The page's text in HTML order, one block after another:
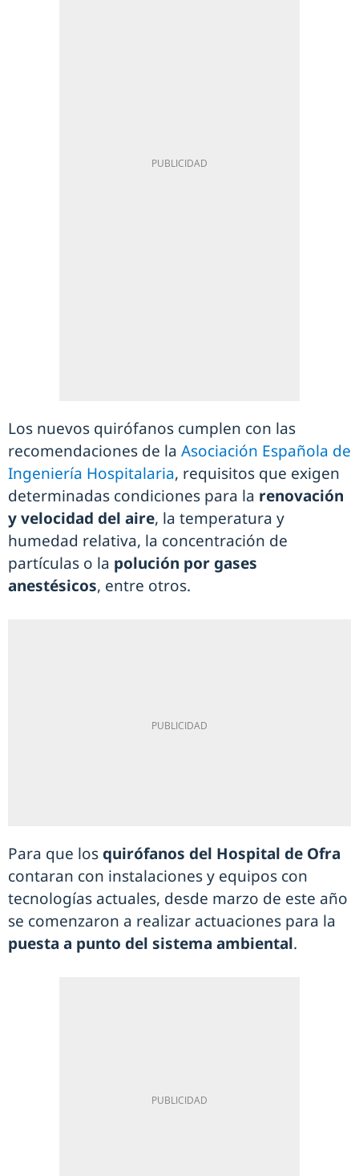
Los nuevos quirófanos cumplen con las
recomendaciones de la Asociación Española de
Ingeniería Hospitalaria, requisitos que exigen
determinadas condiciones para la renovación
y velocidad del aire, la temperatura y
humedad relativa, la concentración de
partículas o la polución por gases
anestésicos, entre otros.
Para que los quirófanos del Hospital de Ofra
contaran con instalaciones y equipos con
tecnologías actuales, desde marzo de este año
se comenzaron a realizar actuaciones para la
puesta a punto del sistema ambiental.